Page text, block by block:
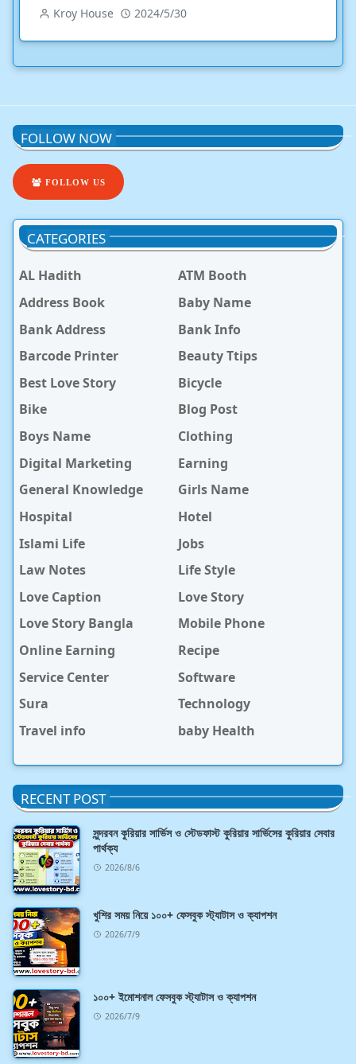
Kroy House 2024/5/30
FOLLOW NOW
FOLLOW US
CATEGORIES
AL Hadith
ATM Booth
Address Book
Baby Name
Bank Address
Bank Info
Barcode Printer
Beauty Ttips
Best Love Story
Bicycle
Bike
Blog Post
Boys Name
Clothing
Digital Marketing
Earning
General Knowledge
Girls Name
Hospital
Hotel
Islami Life
Jobs
Law Notes
Life Style
Love Caption
Love Story
Love Story Bangla
Mobile Phone
Online Earning
Recipe
Service Center
Software
Sura
Technology
Travel info
baby Health
RECENT POST
সুন্দরবন কুরিয়ার সার্ভিস ও স্টেডফাস্ট কুরিয়ার সার্ভিসের কুরিয়ার সেবার
পার্থক্য
2026/8/6
খুশির সময় নিয়ে ১০০+ ফেসবুক স্ট্যাটাস ও ক্যাপশন
2026/7/9
১০০+ ইমোশনাল ফেসবুক স্ট্যাটাস ও ক্যাপশন
2026/7/9